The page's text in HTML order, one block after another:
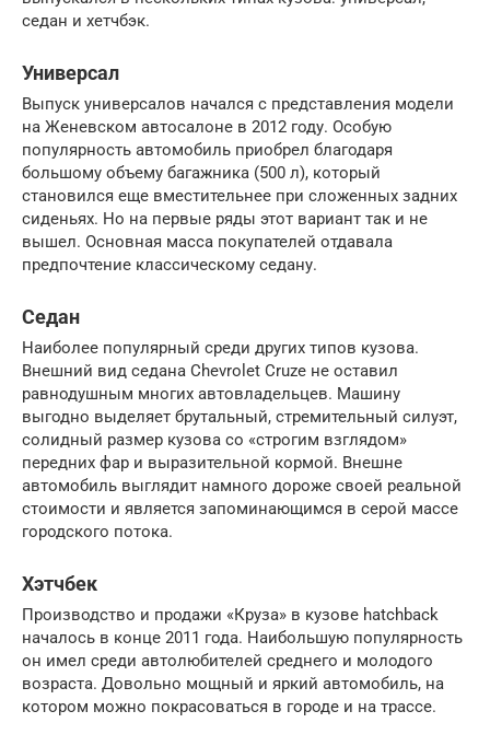
седан и хетчбэк.
Универсал
Выпуск универсалов начался с представления модели
на Женевском автосалоне в 2012 году. Особую
популярность автомобиль приобрел благодаря
большому объему багажника (500 л), который
становился еще вместительнее при сложенных задних
сиденьях. Но на первые ряды этот вариант так и не
вышел. Основная масса покупателей отдавала
предпочтение классическому седану.
Седан
Наиболее популярный среди других типов кузова.
Внешний вид седана Chevrolet Cruze не оставил
равнодушным многих автовладельцев. Машину
выгодно выделяет брутальный, стремительный силуэт,
солидный размер кузова со «строгим взглядом»
передних фар и выразительной кормой. Внешне
автомобиль выглядит намного дороже своей реальной
стоимости и является запоминающимся в серой массе
городского потока.
Хэтчбек
Производство и продажи «Круза» в кузове hatchback
началось в конце 2011 года. Наибольшую популярность
он имел среди автолюбителей среднего и молодого
возраста. Довольно мощный и яркий автомобиль, на
котором можно покрасоваться в городе и на трассе.